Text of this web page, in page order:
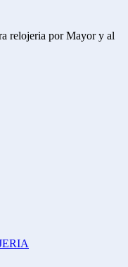
relojeria por Mayor y al